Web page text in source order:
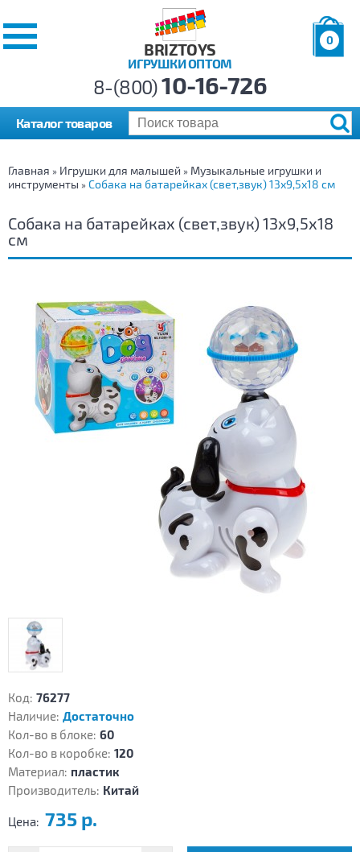
BRIZTOYS
ИГРУШКИ ОПТОМ
0
р.
8-(800)10-16-726
Каталог товаров
Главная » Игрушки для малышей » Музыкальные игрушки и
инструменты » Собака на батарейках (свет,звук) 13х9,5х18 см
Собака на батарейках (свет,звук) 13х9,5х18
см
Код: 76277
Наличие: Достаточно
Кол-во в блоке: 60
Кол-во в коробке: 120
Материал: пластик
Производитель: Китай
Цена: 735 р.